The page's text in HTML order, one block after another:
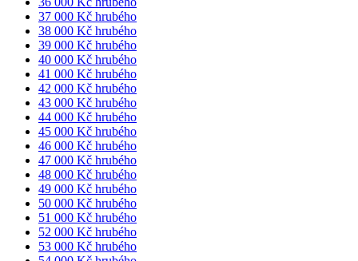
37 000 Kč hrubého
38 000 Kč hrubého
39 000 Kč hrubého
40 000 Kč hrubého
41 000 Kč hrubého
42 000 Kč hrubého
43 000 Kč hrubého
44 000 Kč hrubého
45 000 Kč hrubého
46 000 Kč hrubého
47 000 Kč hrubého
48 000 Kč hrubého
49 000 Kč hrubého
50 000 Kč hrubého
51 000 Kč hrubého
52 000 Kč hrubého
53 000 Kč hrubého